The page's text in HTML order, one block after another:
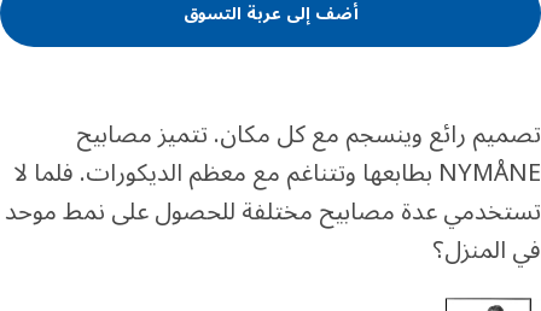
أضف إلى عربة التسوق
رائع وينسجم مع كل مكان. تتميز مصابيح
NYMÅNE بطابعها وتتناغم مع معظم الديكورات. فلما لا
عدة مصابيح مختلفة للحصول على نمط موحد